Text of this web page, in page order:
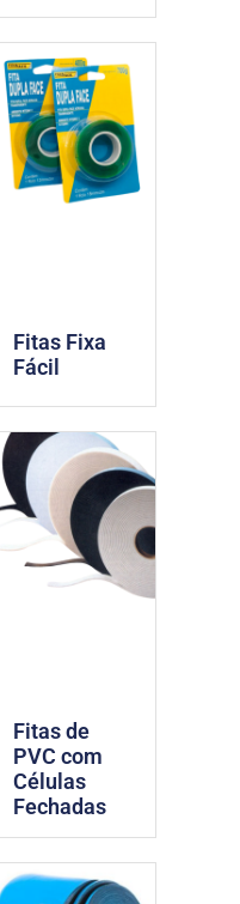
Fitas Fixa
Fácil
Fitas de
PVC com
Células
Fechadas